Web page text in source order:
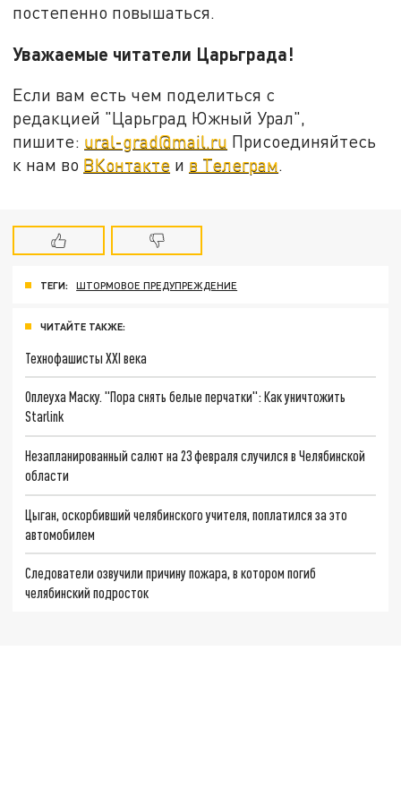
постепенно повышаться.
Уважаемые читатели Царьграда!
Если вам есть чем поделиться с
редакцией "Царьград Южный Урал",
пишите: ural-grad@mail.ru Присоединяйтесь
к нам во ВКонтакте и в Телеграм.
ТЕГИ: ШТОРМОВОЕ ПРЕДУПРЕЖДЕНИЕ
ЧИТАЙТЕ ТАКЖЕ:
Технофашисты XXI века
Оплеуха Маску. "Пора снять белые перчатки": Как уничтожить
Starlink
Незапланированный салют на 23 февраля случился в Челябинской
области
Цыган, оскорбивший челябинского учителя, поплатился за это
автомобилем
Следователи озвучили причину пожара, в котором погиб
челябинский подросток